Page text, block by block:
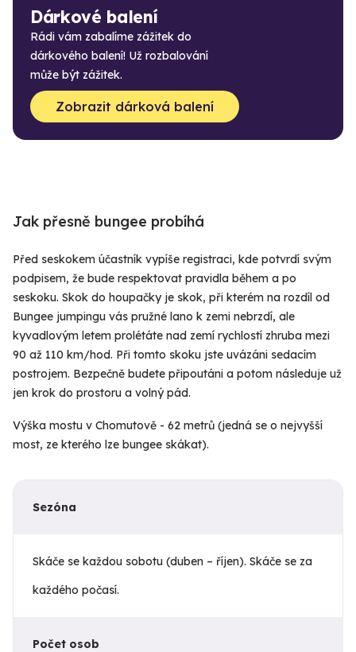
Dárkové balení
Rádi vám zabalíme zážitek do
dárkového balení! Už rozbalování
může být zážitek.
Zobrazit dárková balení
Jak přesně bungee probíhá
Před seskokem účastník vypíše registraci, kde potvrdí svým
podpisem, že bude respektovat pravidla během a po
seskoku. Skok do houpačky je skok, při kterém na rozdíl od
Bungee jumpingu vás pružné lano k zemi nebrzdí, ale
kyvadlovým letem prolétáte nad zemí rychlostí zhruba mezi
90 až 110 km/hod. Při tomto skoku jste uvázáni sedacím
postrojem. Bezpečně budete připoutáni a potom následuje už
jen krok do prostoru a volný pád.
Výška mostu v Chomutově - 62 metrů (jedná se o nejvyšší
most, ze kterého lze bungee skákat).
Sezóna
Skáče se každou sobotu (duben – říjen). Skáče se za
každého počasí.
Počet osob